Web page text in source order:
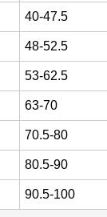
40-47.5
48-52.5
53-62.5
63-70
70.5-80
80.5-90
90.5-100